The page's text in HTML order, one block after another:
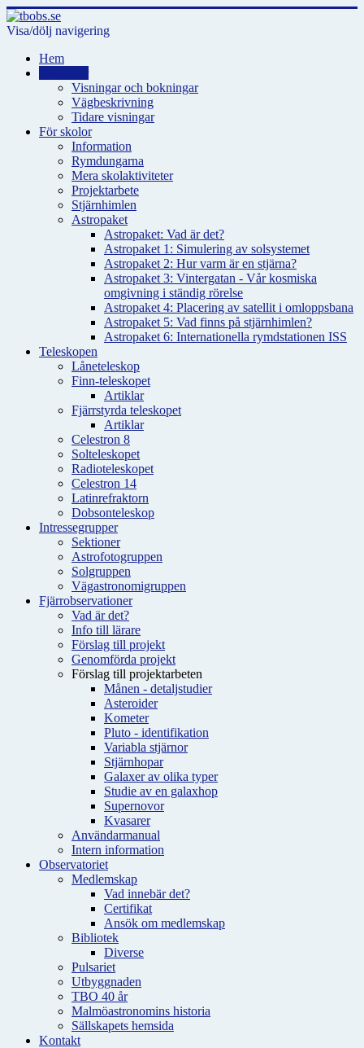
Visa/dölj navigering
Hem
Visningar och bokningar
Vägbeskrivning
Tidare visningar
För skolor
Information
Rymdungarna
Mera skolaktiviteter
Projektarbete
Stjärnhimlen
Astropaket
Astropaket: Vad är det?
Astropaket 1: Simulering av solsystemet
Astropaket 2: Hur varm är en stjärna?
Astropaket 3: Vintergatan - Vår kosmiska
omgivning i ständig rörelse
Astropaket 4: Placering av satellit i omloppsbana
Astropaket 5: Vad finns på stjärnhimlen?
Astropaket 6: Internationella rymdstationen ISS
Teleskopen
Låneteleskop
Finn-teleskopet
Artiklar
Fjärrstyrda teleskopet
Artiklar
Celestron 8
Solteleskopet
Radioteleskopet
Celestron 14
Latinrefraktorn
Dobsonteleskop
Intressegrupper
Sektioner
Astrofotogruppen
Solgruppen
Vägastronomigruppen
Fjärrobservationer
Vad är det?
Info till lärare
Förslag till projekt
Genomförda projekt
Förslag till projektarbeten
Månen - detaljstudier
Asteroider
Kometer
Pluto - identifikation
Variabla stjärnor
Stjärnhopar
Galaxer av olika typer
Studie av en galaxhop
Supernovor
Kvasarer
Användarmanual
Intern information
Observatoriet
Medlemskap
Vad innebär det?
Certifikat
Ansök om medlemskap
Bibliotek
Diverse
Pulsariet
Utbyggnaden
TBO 40 år
Malmöastronomins historia
Sällskapets hemsida
Kontakt